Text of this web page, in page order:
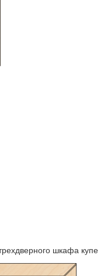
шкафа купе